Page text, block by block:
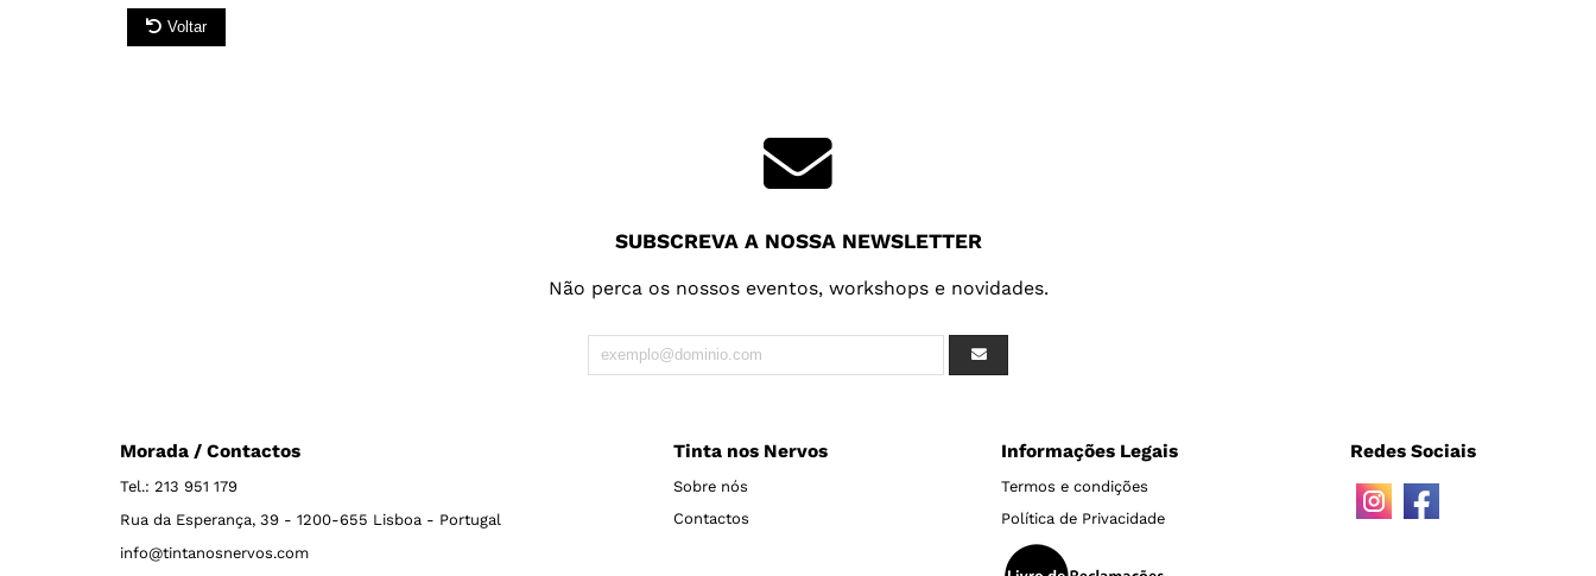
Voltar
SUBSCREVA A NOSSA NEWSLETTER
Não perca os nossos eventos, workshops e novidades.
Morada / Contactos
Tel.: 213 951 179
Rua da Esperança, 39 - 1200-655 Lisboa - Portugal
info@tintanosnervos.com
Tinta nos Nervos
Sobre nós
Contactos
Informações Legais
Termos e condições
Política de Privacidade
Redes Sociais